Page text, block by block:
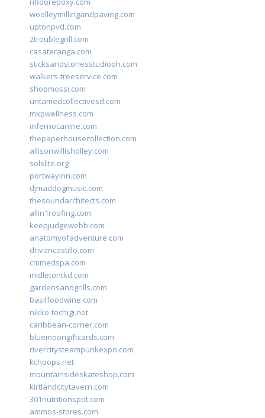
woolleymillingandpaving.com
uptonpvd.com
2troublegrill.com
casateranga.com
sticksandstonesstudiooh.com
walkers-treeservice.com
shopmossi.com
untamedcollectivesd.com
mxpwellness.com
infernocanine.com
thepaperhousecollection.com
allisonwillisholley.com
solslite.org
portwayinn.com
djmaddogmusic.com
thesoundarchitects.com
allin1roofing.com
keepjudgewebb.com
anatomyofadventure.com
drivancastillo.com
cmmedspa.com
midletontkd.com
gardensandgrills.com
basilfoodwine.com
nikko-tochigi.net
caribbean-corner.com
bluemoongiftcards.com
rivercitysteampunkexpo.com
kchoops.net
mountainsideskateshop.com
kirtlandcitytavern.com
301nutritionspot.com
ammos-stores.com